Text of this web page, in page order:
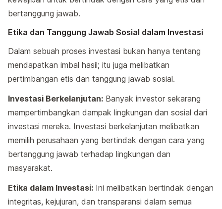
bertanggung jawab.
Etika dan Tanggung Jawab Sosial dalam Investasi
Dalam sebuah proses investasi bukan hanya tentang
mendapatkan imbal hasil; itu juga melibatkan
pertimbangan etis dan tanggung jawab sosial.
Investasi Berkelanjutan: Banyak investor sekarang
mempertimbangkan dampak lingkungan dan sosial dari
investasi mereka. Investasi berkelanjutan melibatkan
memilih perusahaan yang bertindak dengan cara yang
bertanggung jawab terhadap lingkungan dan
masyarakat.
Etika dalam Investasi: Ini melibatkan bertindak dengan
integritas, kejujuran, dan transparansi dalam semua